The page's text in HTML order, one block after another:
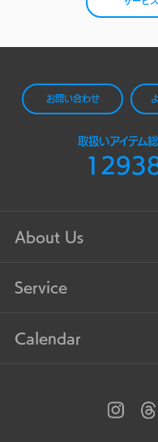
サービ
お問い合わせ
取扱いアイテム
About Us
Service
Calendar